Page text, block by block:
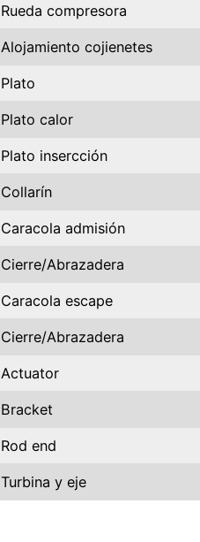
Rueda compresora
Alojamiento cojienetes
Plato
Plato calor
Plato insercción
Collarín
Caracola admisión
Cierre/Abrazadera
Caracola escape
Cierre/Abrazadera
Actuator
Bracket
Rod end
Turbina y eje